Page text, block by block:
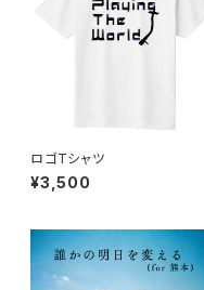
ロゴTシャツ
¥3,500